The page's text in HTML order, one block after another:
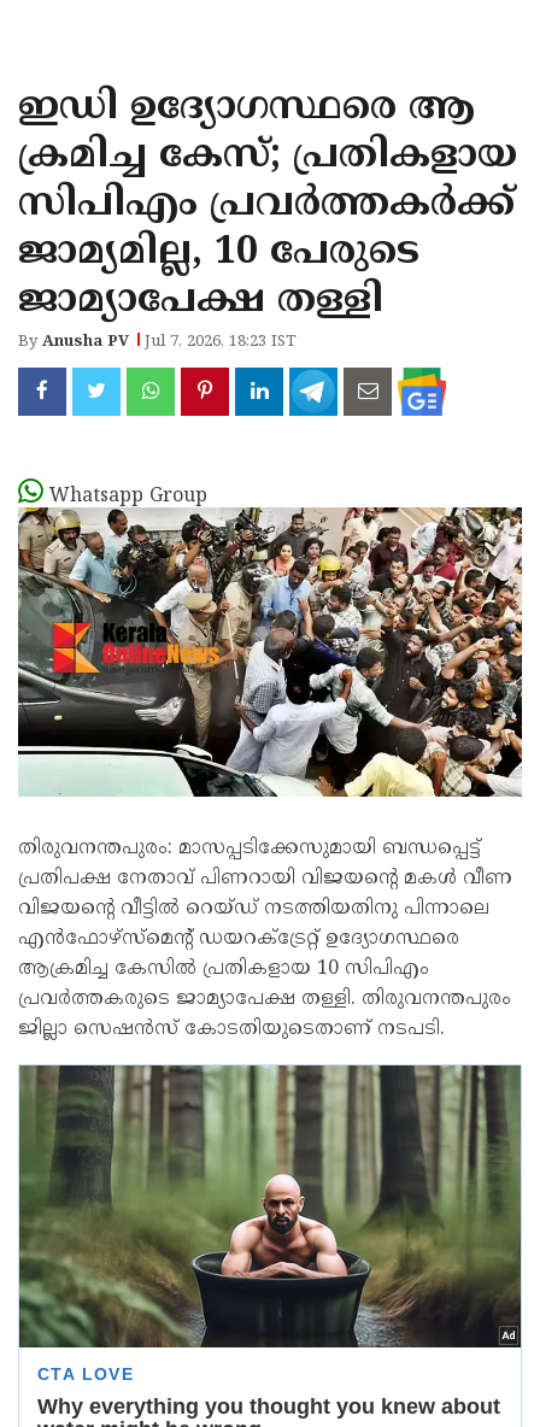
KANNUR
KASARAGOD
ഇഡി ഉദ‍്യോഗസ്ഥരെ ആ
ക്രമിച്ച കേസ്; പ്രതികളായ
സിപിഎം പ്രവർത്തകർക്ക്
ജാമ‍്യമില്ല, 10 പേരുടെ
ജാമ‍്യാപേക്ഷ തള്ളി
ByAnusha PV Jul 7, 2026, 18:23 IST
Whatsapp Group
തിരുവനന്തപുരം: മാസപ്പടിക്കേസുമായി ബന്ധപ്പെട്ട്
പ്രതിപക്ഷ നേതാവ് പിണറായി വിജയന്‍റെ മകൾ വീണ
വിജ‍യന്‍റെ വീട്ടിൽ റെയ്ഡ് നടത്തിയതിനു പിന്നാലെ
എൻഫോഴ്സ്മെന്‍റ് ഡയറക്‌ട്രേറ്റ് ഉദ‍്യോഗസ്ഥരെ
ആക്രമിച്ച കേസിൽ പ്രതികളായ 10 സിപിഎം
പ്രവർത്തകരുടെ ജാമ‍്യാപേക്ഷ തള്ളി. തിരുവനന്തപുരം
ജില്ലാ സെഷൻസ് കോടതിയുടെതാണ് നടപടി.